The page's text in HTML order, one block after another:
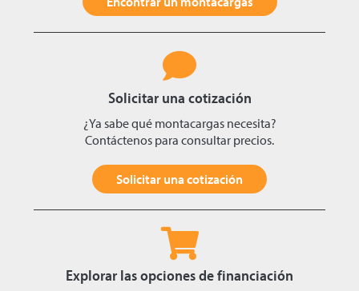
Solicitar una cotización
¿Ya sabe qué montacargas necesita?
Contáctenos para consultar precios.
Solicitar una cotización
Explorar las opciones de financiación